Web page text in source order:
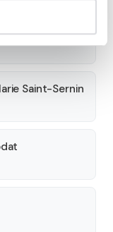
Saint-Sernin